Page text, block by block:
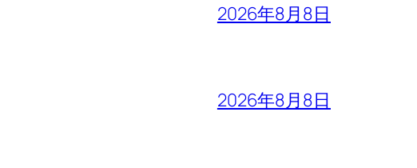
2026年8月8日
2026年8月8日